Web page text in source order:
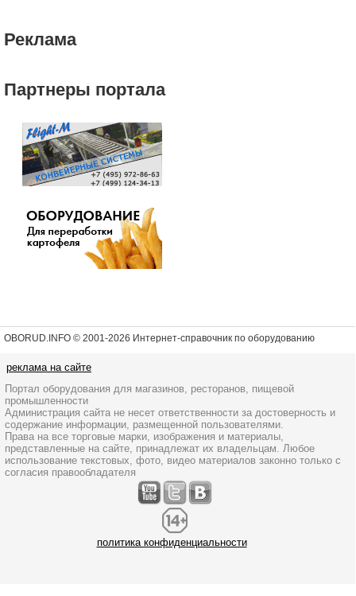
Реклама
Партнеры портала
OBORUD.INFO © 2001-2026 Интернет-справочник по оборудованию
реклама на сайте
Портал оборудования для магазинов, ресторанов, пищевой
промышленности
Администрация сайта не несет ответственности за достоверность и
содержание информации, размещенной пользователями.
Права на все торговые марки, изображения и материалы,
представленные на сайте, принадлежат их владельцам. Любое
использование текстовых, фото, видео материалов законно только с
согласия правообладателя
политика конфиденциальности